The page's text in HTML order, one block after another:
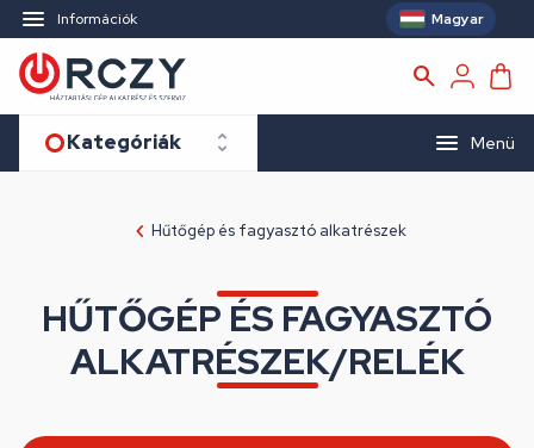
Információk Magyar
Kategóriák Menü
Hűtőgép és fagyasztó alkatrészek
HŰTŐGÉP ÉS FAGYASZTÓ
ALKATRÉSZEK/RELÉK